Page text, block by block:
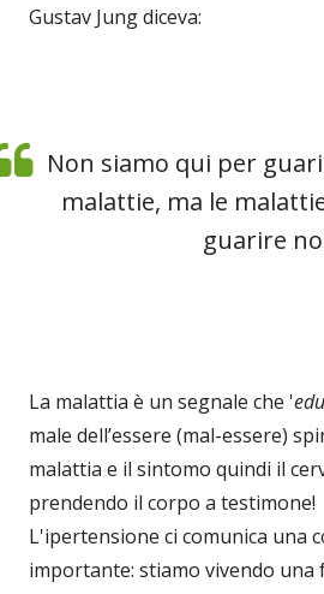
Gustav Jung diceva:
Non siamo qui per
malattie, ma le
guarire
La malattia è un segnale che '
male dell’essere (mal-essere)
malattia e il sintomo quindi il
prendendo il corpo a testimone!
L'ipertensione ci comunica una
importante: stiamo vivendo una